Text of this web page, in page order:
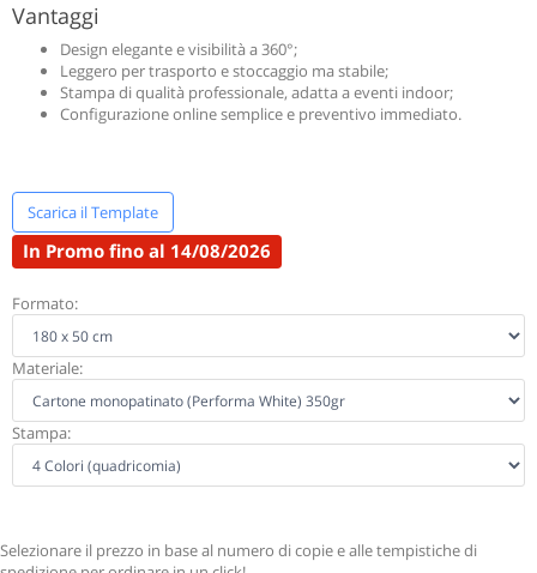
Vantaggi
Design elegante e visibilità a 360°;
Leggero per trasporto e stoccaggio ma stabile;
Stampa di qualità professionale, adatta a eventi indoor;
Configurazione online semplice e preventivo immediato.
Scarica il Template
In Promo fino al 14/08/2026
Formato:
Materiale:
Stampa:
Selezionare il prezzo in base al numero di copie e alle tempistiche di